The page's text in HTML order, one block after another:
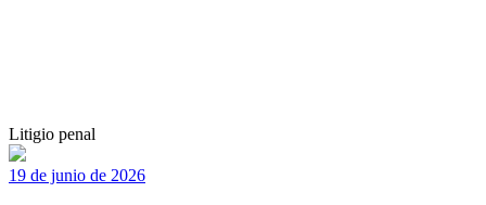
Litigio penal
19 de junio de 2026